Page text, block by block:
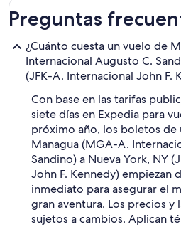
Preguntas
¿Cuánto cuesta un vuelo de
Internacional Augusto C.
(JFK-A. Internacional John F.
Con base en las tarifas
siete días en Expedia para
próximo año, los boletos
Managua (MGA-A.
Sandino) a Nueva York, NY
John F. Kennedy) empiezan
inmediato para asegurar el
gran aventura. Los precios
sujetos a cambios. Aplican